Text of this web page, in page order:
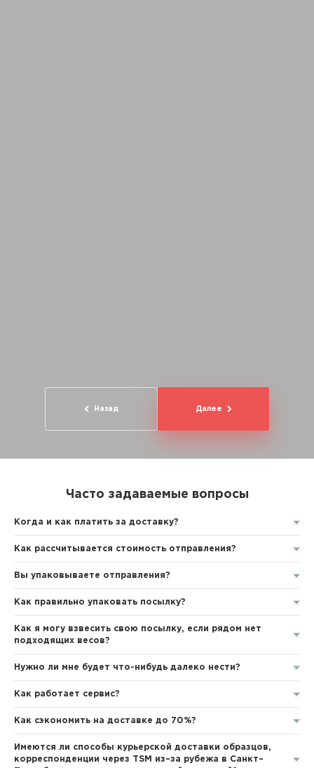
Назад Далее
Часто задаваемые вопросы
Когда и как платить за доставку?
Как рассчитывается стоимость отправления?
Вы упаковываете отправления?
Как правильно упаковать посылку?
Как я могу взвесить свою посылку, если рядом нет
подходящих весов?
Нужно ли мне будет что-нибудь далеко нести?
Как работает сервис?
Как сэкономить на доставке до 70%?
Имеются ли способы курьерской доставки образцов,
корреспонденции через TSM из–за рубежа в Санкт–